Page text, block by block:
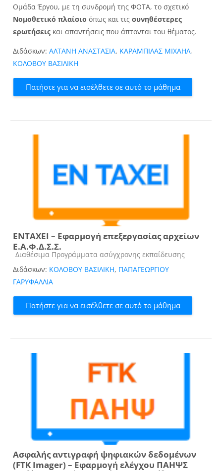
Ομάδα Έργου, με τη συνδρομή της ΦΟΤΑ, το σχετικό
Νομοθετικό πλαίσιο όπως και τις συνηθέστερες
ερωτήσεις και απαντήσεις που άπτονται του θέματος.
Διδάσκων: ΑΛΤΑΝΗ ΑΝΑΣΤΑΣΙΑ, ΚΑΡΑΜΠΙΛΑΣ ΜΙΧΑΗΛ,
ΚΟΛΟΒΟΥ ΒΑΣΙΛΙΚΗ
Πατήστε για να εισέλθετε σε αυτό το μάθημα
ΕΝΤΑΧΕΙ – Εφαρμογή επεξεργασίας αρχείων
Ε.Α.Φ.Δ.Σ.Σ.
Κατηγορία μαθήματος
Διαθέσιμα Προγράμματα ασύγχρονης εκπαίδευσης
Διδάσκων: ΚΟΛΟΒΟΥ ΒΑΣΙΛΙΚΗ, ΠΑΠΑΓΕΩΡΓΙΟΥ
ΓΑΡΥΦΑΛΛΙΑ
Πατήστε για να εισέλθετε σε αυτό το μάθημα
Ασφαλής αντιγραφή ψηφιακών δεδομένων
(FTK Imager) – Εφαρμογή ελέγχου ΠΑΗΨΣ